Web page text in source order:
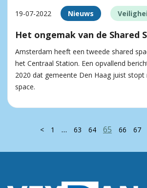
19-07-2022 Nieuws
Het ongemak van de Shared
Amsterdam heeft een tweede shared
het Centraal Station. Een opvallend
2020 dat gemeente Den Haag juist stopt
space.
< 1 … 63 64 65 66 67